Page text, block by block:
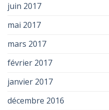
juin 2017
mai 2017
mars 2017
février 2017
janvier 2017
décembre 2016